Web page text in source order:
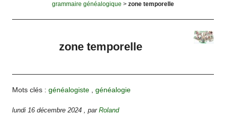
grammaire généalogique > zone temporelle
zone temporelle
Mots clés :généalogiste ,généalogie
lundi 16 décembre 2024 ,parRoland